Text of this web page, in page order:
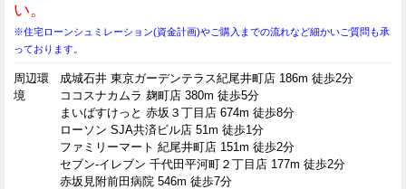
い。
※住宅ローンシュミレーション(資金計画)やご購入までの流れなど細かいご質問も承
っております。
周辺環
境
成城石井 東京ガーデンテラス紀尾井町店 186m 徒歩2分
ココスナカムラ 麹町店 380m 徒歩5分
まいばすけっと 赤坂３丁目店 674m 徒歩8分
ローソン SJA共済ビル店 51m 徒歩1分
ファミリーマート 紀尾井町店 151m 徒歩2分
セブン-イレブン 千代田平河町２丁目店 177m 徒歩2分
赤坂見附前田病院 546m 徒歩7分